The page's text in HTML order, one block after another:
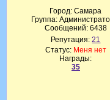
Город: Самара
Группа:
Сообщений: 6438
Репутация:21
Статус: Меня нет
Награды:
35